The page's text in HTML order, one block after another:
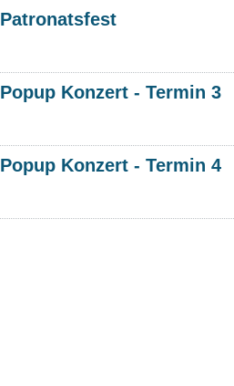
Patronatsfest
Popup Konzert - Termin 3
Popup Konzert - Termin 4